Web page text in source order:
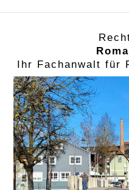
Ihr Fachanwalt für